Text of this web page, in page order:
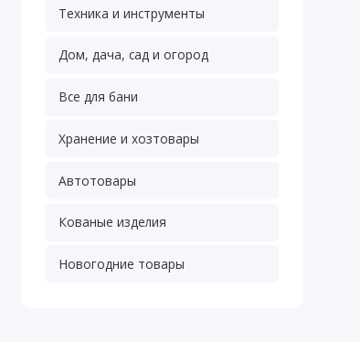
Техника и инструменты
Дом, дача, сад и огород
Все для бани
Хранение и хозтовары
Автотовары
Кованые изделия
Новогодние товары